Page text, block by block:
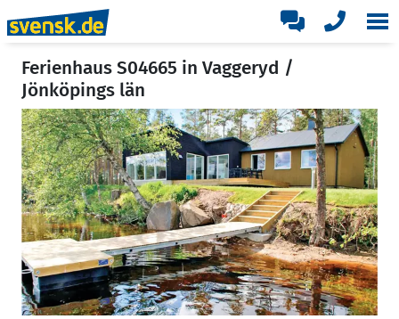
Ferienhaus S04665 in Vaggeryd /
Jönköpings län